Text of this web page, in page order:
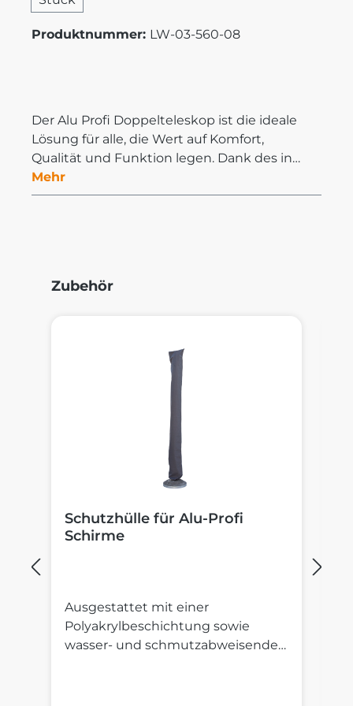
Produktnummer: LW-03-560-08
Der Alu Profi Doppelteleskop ist die ideale
Lösung für alle, die Wert auf Komfort,
Qualität und Funktion legen. Dank des in…
Mehr
Produktgalerie überspringen
Zubehör
Schutzhülle für Alu-Profi
Schirme
Ausgestattet mit einer
Polyakrylbeschichtung sowie
wasser- und schmutzabweisender